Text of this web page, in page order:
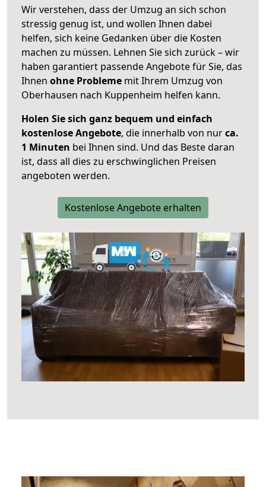
Wir verstehen, dass der Umzug an sich schon
stressig genug ist, und wollen Ihnen dabei
helfen, sich keine Gedanken über die Kosten
machen zu müssen. Lehnen Sie sich zurück – wir
haben garantiert passende Angebote für Sie, das
Ihnen ohne Probleme mit Ihrem Umzug von
Oberhausen nach Kuppenheim helfen kann.
Holen Sie sich ganz bequem und einfach
kostenlose Angebote, die innerhalb von nurca.
1 Minuten bei Ihnen sind. Und das Beste daran
ist, dass all dies zu erschwinglichen Preisen
angeboten werden.
Kostenlose Angebote erhalten